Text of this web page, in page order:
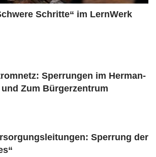
Schritte“ im LernWerk
Sperrungen im Herman-
Zum Bürgerzentrum
Sperrung der